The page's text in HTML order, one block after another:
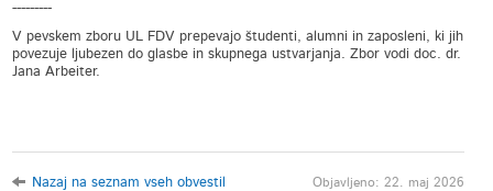
---------
V pevskem zboru UL FDV prepevajo študenti, alumni in zaposleni, ki jih
povezuje ljubezen do glasbe in skupnega ustvarjanja. Zbor vodi doc. dr.
Jana Arbeiter.
Nazaj na seznam vseh obvestil Objavljeno: 22. maj 2026